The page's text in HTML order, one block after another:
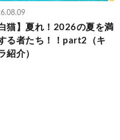
白猫】夏れ！2026の夏を満
る者たち！！part2（キ
紹介）